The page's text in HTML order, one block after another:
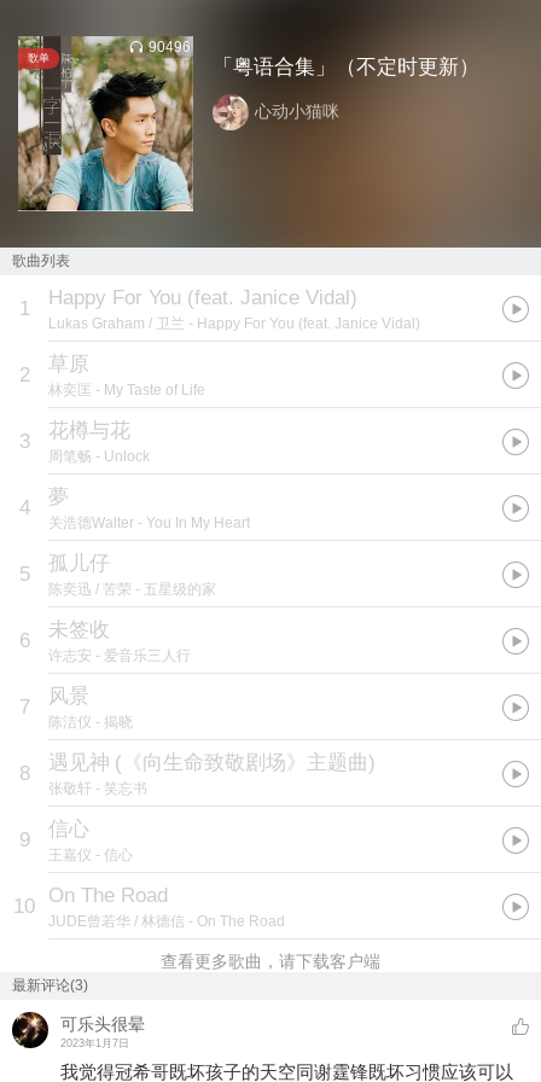
歌单
90496
「粤语合集」（不定时更新）
心动小猫咪
歌曲列表
1 Happy For You (feat. Janice Vidal)
Lukas Graham / 卫兰 - Happy For You (feat. Janice Vidal)
2 草原
林奕匡 - My Taste of Life
3 花樽与花
周笔畅 - Unlock
4 夢
关浩德Walter - You In My Heart
5 孤儿仔
陈奕迅 / 苦荣 - 五星级的家
6 未签收
许志安 - 爱音乐三人行
7 风景
陈洁仪 - 揭晓
8 遇见神 ( 《向生命致敬剧场》主题曲)
张敬轩 - 笑忘书
9 信心
王嘉仪 - 信心
10 On The Road
JUDE曾若华 / 林德信 - On The Road
查看更多歌曲，请下载客户端
最新评论(3)
可乐头很晕
2023年1月7日
我觉得冠希哥既坏孩子的天空同谢霆锋既坏习惯应该可以